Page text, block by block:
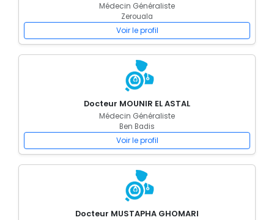
Médecin Généraliste
Zerouala
Voir le profil
Docteur MOUNIR EL ASTAL
Médecin Généraliste
Ben Badis
Voir le profil
Docteur MUSTAPHA GHOMARI